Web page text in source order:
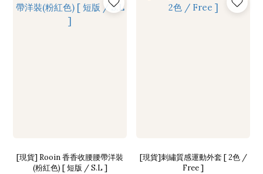
[現貨] Rooin 香香收腰腰帶洋裝
(粉紅色) [ 短版 / S.L ]
[現貨]刺繡質感運動外套 [ 2色 /
Free ]